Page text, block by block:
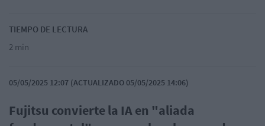
TIEMPO DE LECTURA
2 min
05/05/2025 12:07 (ACTUALIZADO 05/05/2025 14:06)
Fujitsu convierte la IA en "aliada